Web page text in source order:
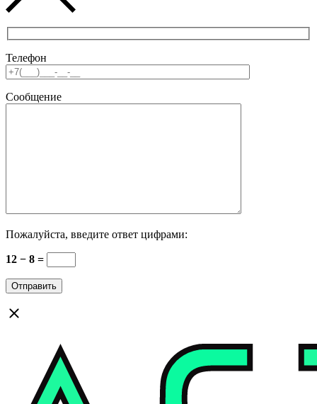
Телефон
Сообщение
Пожалуйста, введите ответ цифрами:
12 − 8 =